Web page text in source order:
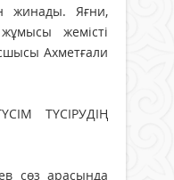
жинады. Яғни,
жемісті
Ахметғали
ТҮСІРУДІҢ
сөз арасында